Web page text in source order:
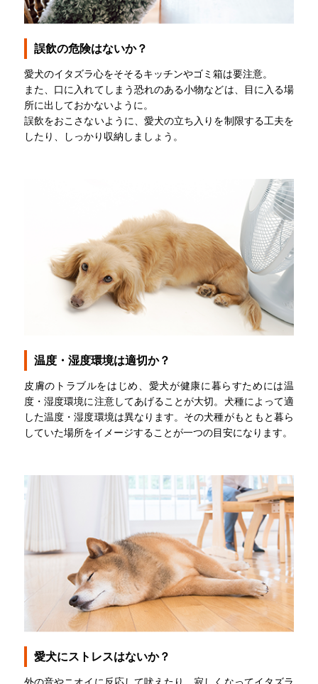
誤飲の危険はないか？
愛犬のイタズラ心をそそるキッチンやゴミ箱は要注意。
また、口に入れてしまう恐れのある小物などは、目に入る場
所に出しておかないように。
誤飲をおこさないように、愛犬の立ち入りを制限する工夫を
したり、しっかり収納しましょう。
温度・湿度環境は適切か？
皮膚のトラブルをはじめ、愛犬が健康に暮らすためには温
度・湿度環境に注意してあげることが大切。犬種によって適
した温度・湿度環境は異なります。その犬種がもともと暮ら
していた場所をイメージすることが一つの目安になります。
愛犬にストレスはないか？